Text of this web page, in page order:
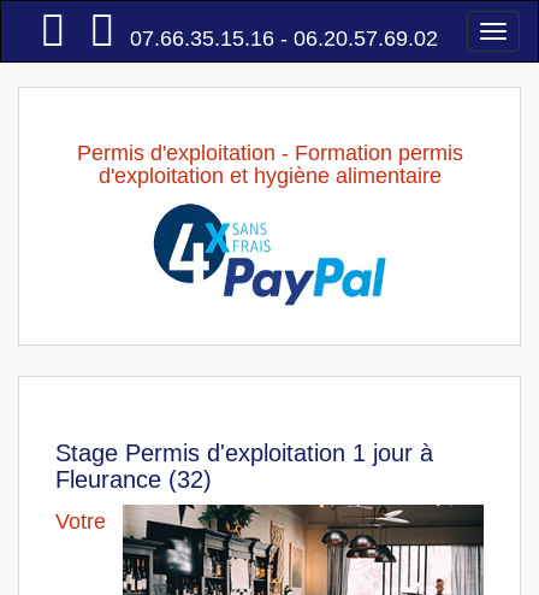
Accueil
07.66.35.15.16 - 06.20.57.69.02
Permis d'exploitation - Formation permis
d'exploitation et hygiène alimentaire
Stage Permis d'exploitation 1 jour à
Fleurance (32)
Votre